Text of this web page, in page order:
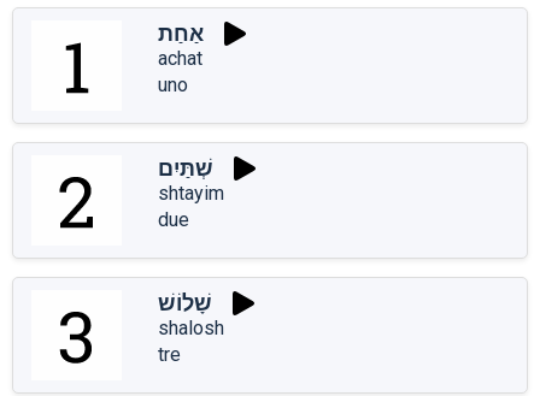
אַחַת
achat
uno
שְׁתַּיִם
shtayim
due
שָׁלוֹשׁ
shalosh
tre